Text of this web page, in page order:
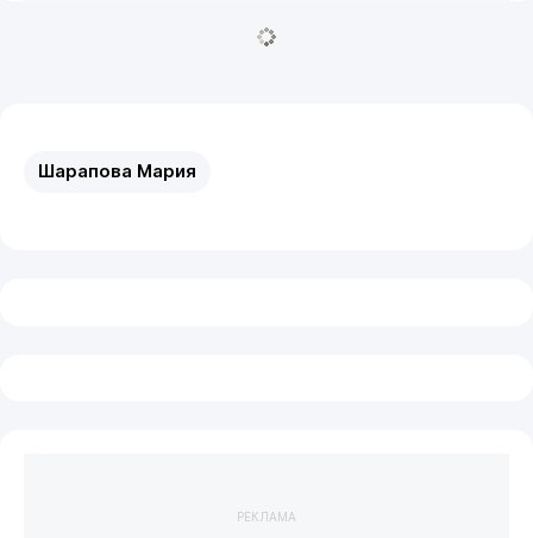
Шарапова Мария
РЕКЛАМА